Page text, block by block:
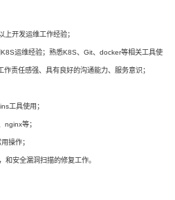
开发运维工作经验；
运维经验；熟悉K8S、Git、docker等相关工具使
责任感强、具有良好的沟通能力、服务意识；
工具使用；
nginx等；
操作；
安全漏洞扫描的修复工作。